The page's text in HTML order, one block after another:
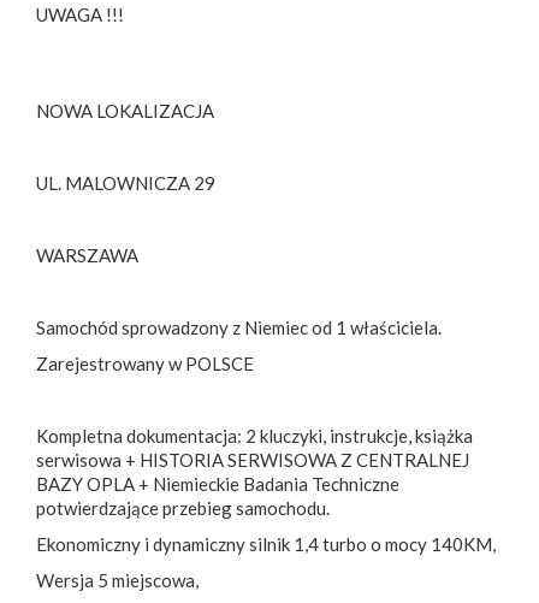
UWAGA !!!
NOWA LOKALIZACJA
UL. MALOWNICZA 29
WARSZAWA
Samochód sprowadzony z Niemiec od 1 właściciela.
Zarejestrowany w POLSCE
Kompletna dokumentacja: 2 kluczyki, instrukcje, książka
serwisowa + HISTORIA SERWISOWA Z CENTRALNEJ
BAZY OPLA + Niemieckie Badania Techniczne
potwierdzające przebieg samochodu.
Ekonomiczny i dynamiczny silnik 1,4 turbo o mocy 140KM,
Wersja 5 miejscowa,